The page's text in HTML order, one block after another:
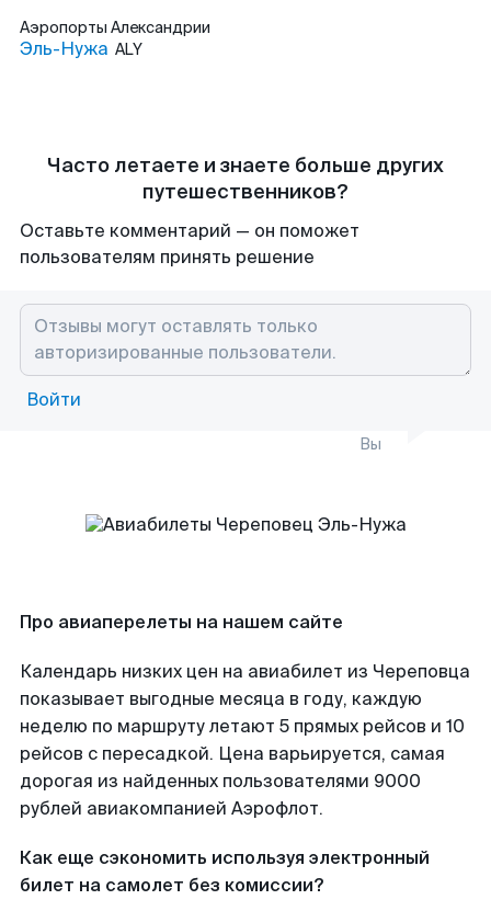
Аэропорты Александрии
Эль-Нужа ALY
Часто летаете и знаете больше других
путешественников?
Оставьте комментарий — он поможет
пользователям принять решение
Войти
Вы
Про авиаперелеты на нашем сайте
Календарь низких цен на авиабилет из Череповца
показывает выгодные месяца в году, каждую
неделю по маршруту летают 5 прямых рейсов и 10
рейсов с пересадкой. Цена варьируется, самая
дорогая из найденных пользователями 9000
рублей авиакомпанией Аэрофлот.
Как еще сэкономить используя электронный
билет на самолет без комиссии?